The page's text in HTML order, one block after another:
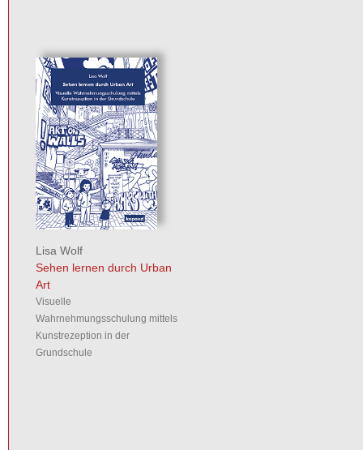
Lisa Wolf
Sehen lernen durch Urban
Art
Visuelle
Wahrnehmungsschulung mittels
Kunstrezeption in der
Grundschule